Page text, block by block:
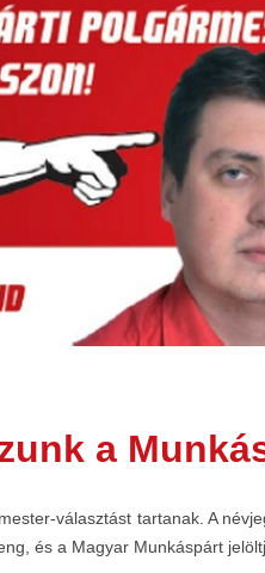
a
választást tartanak. A
és a Magyar Munkáspárt